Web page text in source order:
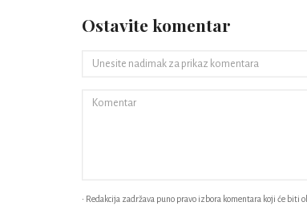
Ostavite komentar
• Redakcija zadržava puno pravo izbora komentara koji će biti